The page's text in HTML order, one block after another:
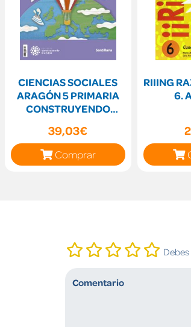
CIENCIAS SOCIALES
ARAGÓN 5 PRIMARIA
CONSTRUYENDO
39,03€
Comprar
RIIING
6.